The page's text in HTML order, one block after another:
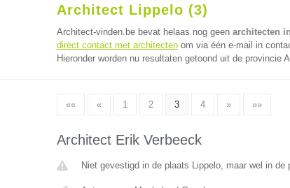
Architect Lippelo (3)
Architect-vinden.be bevat helaas nog geen architecten
direct contact met architectenom via één e-mail in
Hieronder worden nu resultaten getoond uit de provincie
«« « 1 2 3 4 » »»
Architect Erik Verbeeck
Niet gevestigd in de plaats Lippelo, maar wel in de